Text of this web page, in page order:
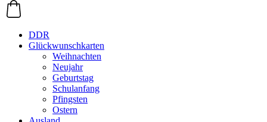
DDR
Glückwunschkarten
Weihnachten
Neujahr
Geburtstag
Schulanfang
Pfingsten
Ostern